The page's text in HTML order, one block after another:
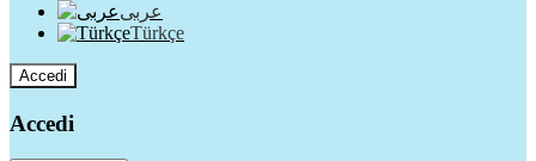
عربى
Türkçe
Accedi
Accedi